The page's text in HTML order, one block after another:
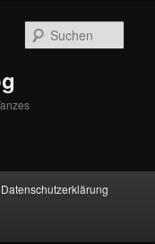
Datenschutzerklärung